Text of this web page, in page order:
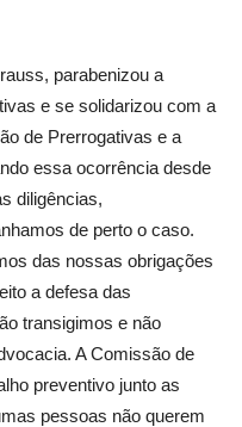
parabenizou a
e se solidarizou com a
de Prerrogativas e a
essa ocorrência desde
diligências,
de perto o caso.
das nossas obrigações
a defesa das
transigimos e não
A Comissão de
preventivo junto as
pessoas não querem